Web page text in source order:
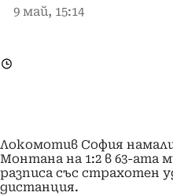
9 май, 15:14
Локомотив София
Монтана на 1:2 в 63-ата
разписа със страхотен
дистанция.